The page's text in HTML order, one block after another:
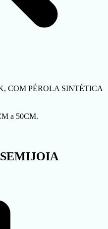
COM PÉROLA SINTÉTICA
a 50CM.